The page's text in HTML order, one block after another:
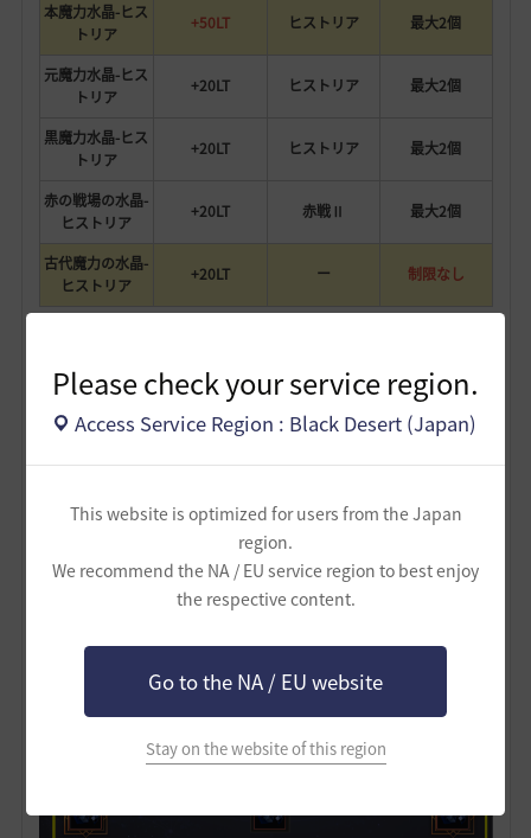
Please check your service region.
Access Service Region : Black Desert (Japan)
This website is optimized for users from the Japan
region.
We recommend the NA / EU service region to best enjoy
the respective content.
Go to the NA / EU website
Stay on the website of this region
本魔力水晶-ヒス
トリア
+50LT ヒストリア 最大2個
元魔力水晶-ヒス
トリア
+20LT ヒストリア 最大2個
黒魔力水晶-ヒス
トリア
+20LT ヒストリア 最大2個
赤の戦場の水晶-
ヒストリア
+20LT 赤戦Ⅱ 最大2個
古代魔力の水晶-
ヒストリア
+20LT ー 制限なし
事で、コストを抑えつつ重量を増やせます。
この画像で最大610LT増やせます。